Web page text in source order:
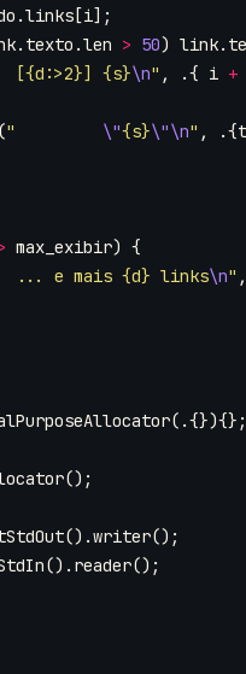
.links [i];
. texto .len > 50) link.
[{d:>2}] {s}\n" , .{ i +
(" \"{s}\"\n" , .{
max_exibir) {
... e mais {d} links\n" ,
(.{}){};
();
().writer();
(). reader();